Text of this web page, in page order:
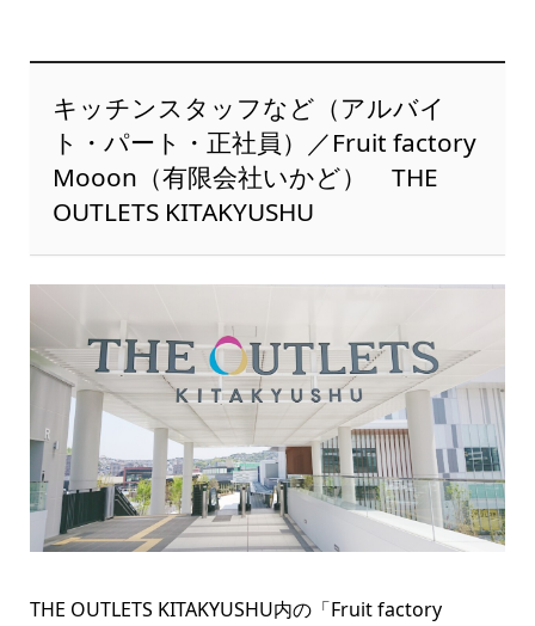
キッチンスタッフなど（アルバイ
ト・パート・正社員）／Fruit factory
Mooon（有限会社いかど） THE
OUTLETS KITAKYUSHU
THE OUTLETS KITAKYUSHU内の「Fruit factory